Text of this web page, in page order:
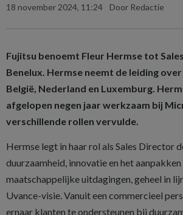
18 november 2024, 11:24 Door Redactie
Fujitsu benoemt Fleur Hermse tot
Benelux. Hermse neemt de leiding
België, Nederland en Luxemburg.
afgelopen negen jaar werkzaam bij
verschillende rollen vervulde.
Hermse legt in haar rol als Sales Director
duurzaamheid, innovatie en het aanpakken
maatschappelijke uitdagingen, geheel in
Uvance-visie. Vanuit een commercieel
ernaar klanten te ondersteunen bij